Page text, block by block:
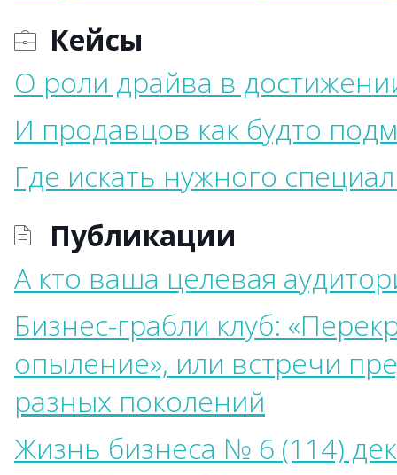
Кейсы
О роли драйва в
И продавцов как будто
Где искать нужного
Публикации
А кто ваша целевая
Бизнес-грабли клуб:
опыление», или встречи
разных поколений
Жизнь бизнеса № 6 (114)